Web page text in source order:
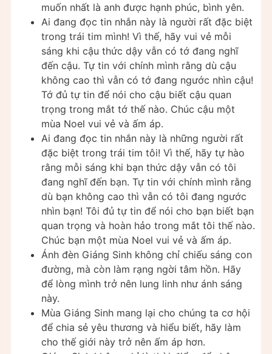
muốn nhất là anh được hạnh phúc, bình yên.
Ai đang đọc tin nhắn này là người rất đặc biệt
trong trái tim mình! Vì thế, hãy vui vẻ mỗi
sáng khi cậu thức dậy vẫn có tớ đang nghĩ
đến cậu. Tự tin với chính mình rằng dù cậu
không cao thì vẫn có tớ đang ngước nhìn cậu!
Tớ đủ tự tin để nói cho cậu biết cậu quan
trọng trong mắt tớ thế nào. Chúc cậu một
mùa Noel vui vẻ và ấm áp.
Ai đang đọc tin nhắn này là những người rất
đặc biệt trong trái tim tôi! Vì thế, hãy tự hào
rằng mỗi sáng khi bạn thức dậy vẫn có tôi
đang nghĩ đến bạn. Tự tin với chính mình rằng
dù bạn không cao thì vẫn có tôi đang ngước
nhìn bạn! Tôi đủ tự tin để nói cho bạn biết bạn
quan trọng và hoàn hảo trong mắt tôi thế nào.
Chúc bạn một mùa Noel vui vẻ và ấm áp.
Ánh đèn Giáng Sinh không chỉ chiếu sáng con
đường, mà còn làm rạng ngời tâm hồn. Hãy
để lòng mình trở nên lung linh như ánh sáng
này.
Mùa Giáng Sinh mang lại cho chúng ta cơ hội
để chia sẻ yêu thương và hiểu biết, hãy làm
cho thế giới này trở nên ấm áp hơn.